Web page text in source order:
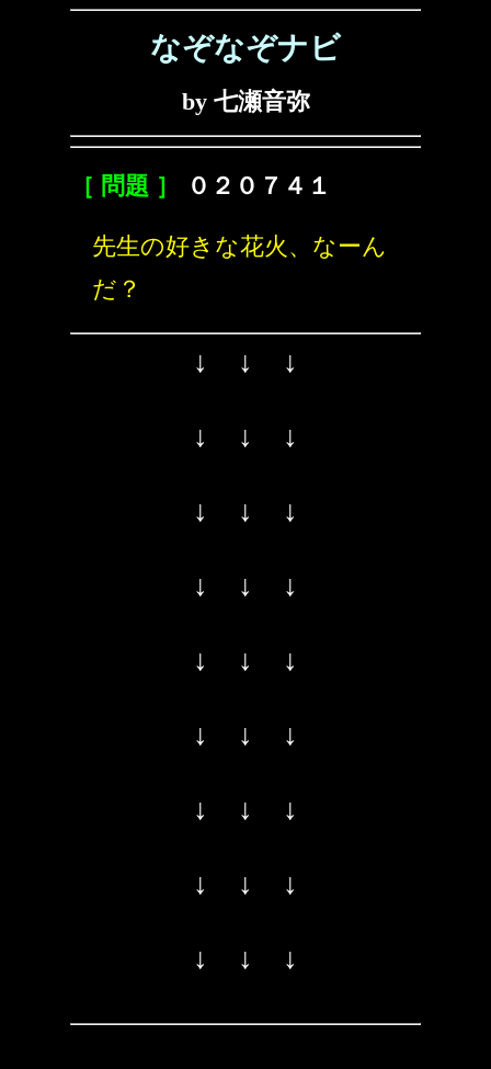
なぞなぞナビ
by 七瀬音弥
［ 問題 ］ ０２０７４１
先生の好きな花火、なーん
だ？
↓ ↓ ↓
↓ ↓ ↓
↓ ↓ ↓
↓ ↓ ↓
↓ ↓ ↓
↓ ↓ ↓
↓ ↓ ↓
↓ ↓ ↓
↓ ↓ ↓